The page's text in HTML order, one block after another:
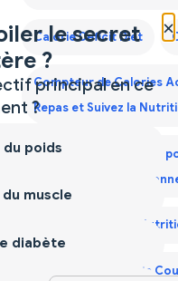
Calorie Deficit Diet
Compteur de Calories
Repas et Suivez la
Compteur de Calories
Informations
Diet Supplements
Générateur Liste de
×
le secret
?
principal en ce
?
poids
muscle
diabète